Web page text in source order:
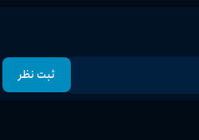
ثبت نظر